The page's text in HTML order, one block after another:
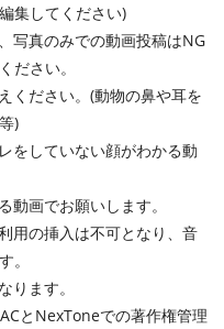
集してください)
写真のみでの動画投稿はNG
ださい。
ください。(動物の鼻や耳を
)
をしていない顔がわかる動
動画でお願いします。
用の挿入は不可となり、音
。
ります。
とNexToneでの著作権管理